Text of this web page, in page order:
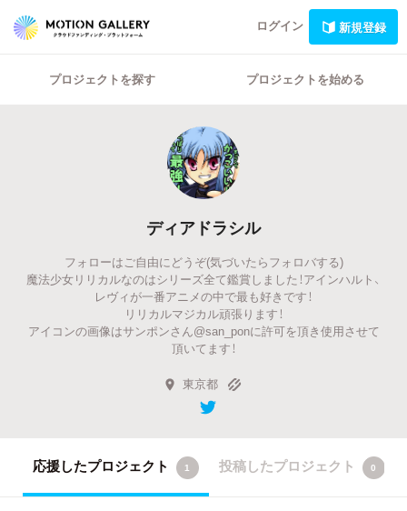
ログイン 新規登録
プロジェクトを探す プロジェクトを始める
ディアドラシル
フォローはご自由にどうぞ(気づいたらフォロバする)
魔法少女リリカルなのはシリーズ全て鑑賞しました！アインハルト、
レヴィが一番アニメの中で最も好きです！
リリカルマジカル頑張ります！
アイコンの画像はサンポンさん@san_ponに許可を頂き使用させて
頂いてます！
東京都
応援したプロジェクト 1 投稿したプロジェクト 0